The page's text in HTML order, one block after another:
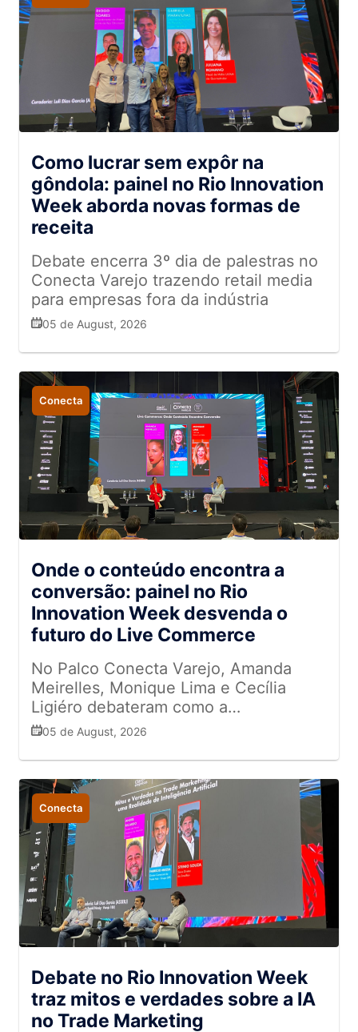
Como lucrar sem expôr na
gôndola: painel no Rio Innovation
Week aborda novas formas de
receita
Debate encerra 3º dia de palestras no
Conecta Varejo trazendo retail media
para empresas fora da indústria
05 de August, 2026
Conecta
Onde o conteúdo encontra a
conversão: painel no Rio
Innovation Week desvenda o
futuro do Live Commerce
No Palco Conecta Varejo, Amanda
Meirelles, Monique Lima e Cecília
Ligiéro debateram como a
interatividade, a autenticidade e a
ambiente digital estão redefinindo a
jornada de compra
05 de August, 2026
Conecta
Debate no Rio Innovation Week
traz mitos e verdades sobre a IA
no Trade Marketing